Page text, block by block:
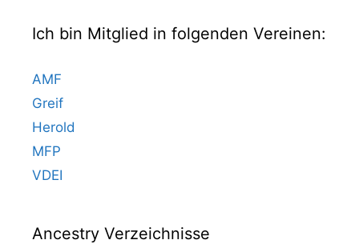
Ich bin Mitglied in folgenden Vereinen:
AMF
Greif
Herold
MFP
VDEI
Ancestry Verzeichnisse